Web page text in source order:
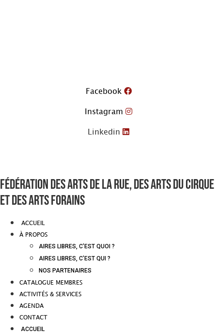
Facebook
Instagram
Linkedin
Fédération des arts de la rue, des arts du cirque
et des arts forains
ACCUEIL
À PROPOS
AIRES LIBRES, C’EST QUOI ?
AIRES LIBRES, C’EST QUI ?
NOS PARTENAIRES
CATALOGUE MEMBRES
ACTIVITÉS & SERVICES
AGENDA
CONTACT
ACCUEIL